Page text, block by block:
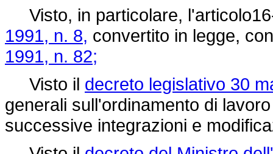
Visto, in particolare,
1991, n. 8, convertito in legge,
1991, n. 82;
Visto il decreto legislativo 30
generali sull'ordinamento di
successive integrazioni e